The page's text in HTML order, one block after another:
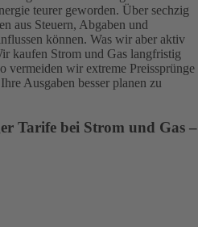
teurer geworden. Über sechzig
aus Steuern, Abgaben und
können. Was wir aber aktiv
kaufen Strom und Gas langfristig
vermeiden wir extreme Preissprünge
Ausgaben besser planen zu
Tarife bei Strom und Gas –